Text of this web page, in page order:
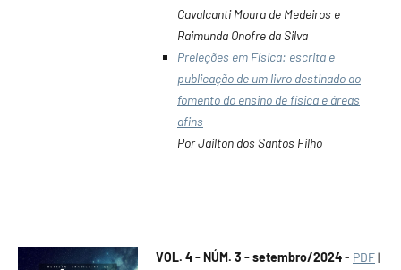
Cavalcanti Moura de Medeiros e
Raimunda Onofre da Silva
Preleções em Física: escrita e
publicação de um livro destinado ao
fomento do ensino de física e áreas
afins
Por Jailton dos Santos Filho
VOL. 4 - NÚM. 3 - setembro/2024- PDF|